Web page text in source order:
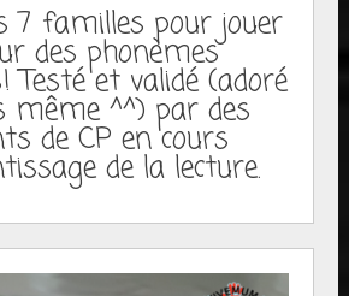
7 familles pour jouer
des phonèmes
Testé et validé (adoré
même ^^) par des
de CP en cours
de la lecture.